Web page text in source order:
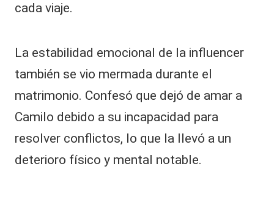
cada viaje.
​La estabilidad emocional de la influencer
también se vio mermada durante el
matrimonio. Confesó que dejó de amar a
Camilo debido a su incapacidad para
resolver conflictos, lo que la llevó a un
deterioro físico y mental notable.